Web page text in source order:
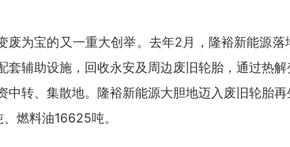
废为宝的又一重大创举。去年2月，隆裕新能源
辅助设施，回收永安及周边废旧轮胎，通过热解
转、集散地。隆裕新能源大胆地迈入废旧轮胎
燃料油16625吨。